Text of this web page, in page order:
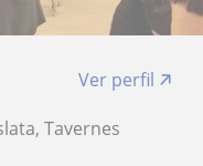
Ver perfil
Tavernes